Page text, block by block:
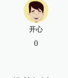
开心
0